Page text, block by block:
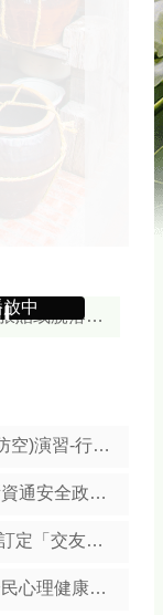
中 自115年3月5日起門牌未依規定張貼或脫落未補製張貼要罰300元、私設門牌將罰5000元。
請民眾辦理印鑑證明或自然人憑證時，應謹慎保管及小心使用，以防範詐騙情事發生
網路降速演練事宜
政策及目標
記載及不得記載事項」
及政府機關對精神疾病正確認知